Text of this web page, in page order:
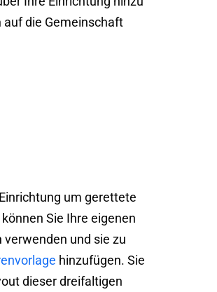
auf die Gemeinschaft
um gerettete
Sie Ihre eigenen
verwenden und sie zu
hinzufügen. Sie
dieser dreifaltigen